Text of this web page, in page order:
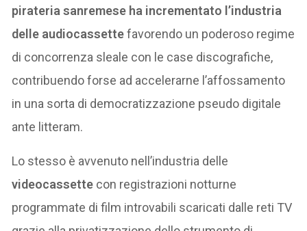
pirateria sanremese ha incrementato l’industria
delle audiocassettefavorendo un poderoso regime
di concorrenza sleale con le case discografiche,
contribuendo forse ad accelerarne l’affossamento
in una sorta di democratizzazione pseudo digitale
ante litteram.
Lo stesso è avvenuto nell’industria delle
videocassette con registrazioni notturne
programmate di film introvabili scaricati dalle reti TV